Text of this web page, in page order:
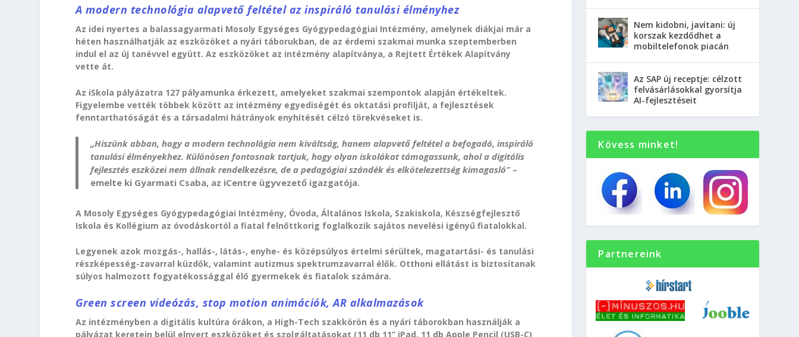
A modern technológia alapvető feltétel az inspiráló tanulási élményhez
Az idei nyertes a balassagyarmati Mosoly Egységes Gyógypedagógiai Intézmény, amelynek diákjai már a
héten használhatják az eszközöket a nyári táborukban, de az érdemi szakmai munka szeptemberben
indul el az új tanévvel együtt. Az eszközöket az intézmény alapítványa, a Rejtett Értékek Alapítvány
vette át.
Az iSkola pályázatra 127 pályamunka érkezett, amelyeket szakmai szempontok alapján értékeltek.
Figyelembe vették többek között az intézmény egyediségét és oktatási profilját, a fejlesztések
fenntarthatóságát és a társadalmi hátrányok enyhítését célzó törekvéseket is.
„Hiszünk abban, hogy a modern technológia nem kiváltság, hanem alapvető feltétel a befogadó, inspiráló
tanulási élményekhez. Különösen fontosnak tartjuk, hogy olyan iskolákat támogassunk, ahol a digitális
fejlesztés eszközei nem állnak rendelkezésre, de a pedagógiai szándék és elkötelezettség kimagasló” –
emelte ki Gyarmati Csaba, az iCentre ügyvezető igazgatója.
A Mosoly Egységes Gyógypedagógiai Intézmény, Óvoda, Általános Iskola, Szakiskola, Készségfejlesztő
Iskola és Kollégium az óvodáskortól a fiatal felnőttkorig foglalkozik sajátos nevelési igényű fiatalokkal.
Legyenek azok mozgás-, hallás-, látás-, enyhe- és középsúlyos értelmi sérültek, magatartási- és tanulási
részképesség-zavarral küzdők, valamint autizmus spektrumzavarral élők. Otthoni ellátást is biztosítanak
súlyos halmozott fogyatékossággal élő gyermekek és fiatalok számára.
Green screen videózás, stop motion animációk, AR alkalmazások
Az intézményben a digitális kultúra órákon, a High-Tech szakkörön és a nyári táborokban használják a
pályázat keretein belül elnyert eszközöket és szolgáltatásokat (11 db 11” iPad, 11 db Apple Pencil (USB-C)
Nem kidobni, javítani: új
korszak kezdődhet a
mobiltelefonok piacán
Az SAP új receptje: célzott
felvásárlásokkal gyorsítja
AI-fejlesztéseit
Kövess minket!
Partnereink